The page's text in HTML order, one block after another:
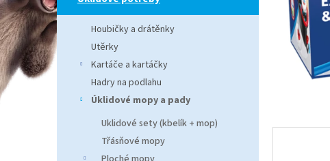
n
e
l
Houbičky a drátěnky
Utěrky
Kartáče a kartáčky
Hadry na podlahu
Úklidové mopy a pady
Uklidové sety (kbelík + mop)
Třásňové mopy